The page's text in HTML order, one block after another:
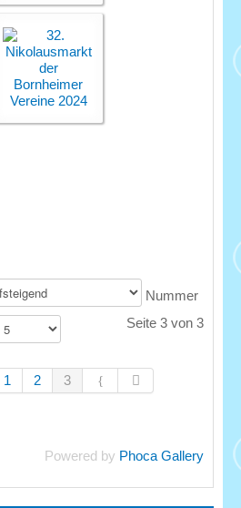
Nummer
Seite 3 von 3
1 2 3
Powered by Phoca Gallery